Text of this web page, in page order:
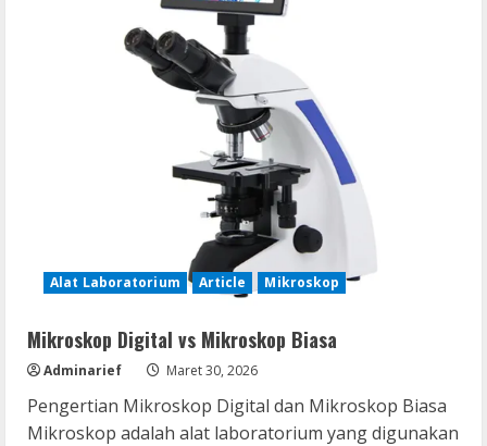
Alat Laboratorium Article Mikroskop
Mikroskop Digital vs Mikroskop Biasa
Adminarief Maret 30, 2026
Pengertian Mikroskop Digital dan Mikroskop Biasa
Mikroskop adalah alat laboratorium yang digunakan